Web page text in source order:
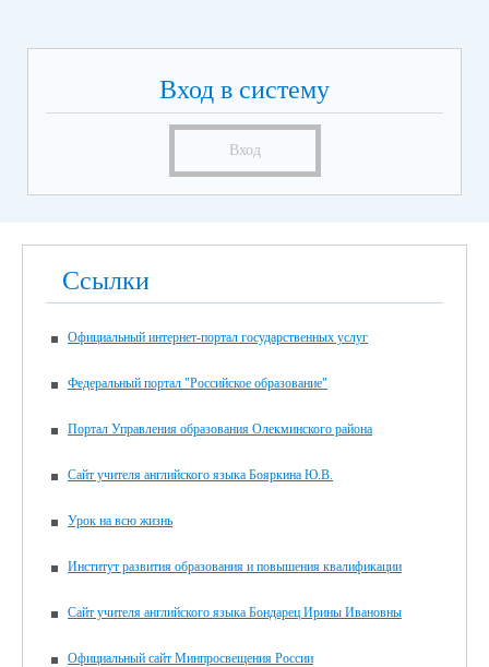
Вход в систему
Вход
Ссылки
Официальный интернет-портал государственных услуг
Федеральный портал "Российское образование"
Портал Управления образования Олекминского района
Сайт учителя английского языка Бояркина Ю.В.
Урок на всю жизнь
Институт развития образования и повышения квалификации
Сайт учителя английского языка Бондарец Ирины Ивановны
Официальный сайт Минпросвещения России